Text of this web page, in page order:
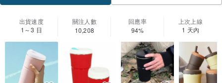
出貨速度
1～3 日
關注人數
10,208
回應率
94%
上次上線
1 天內